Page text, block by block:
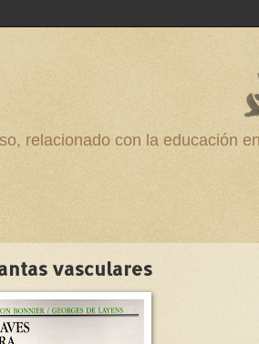
relacionado con la educación
vasculares